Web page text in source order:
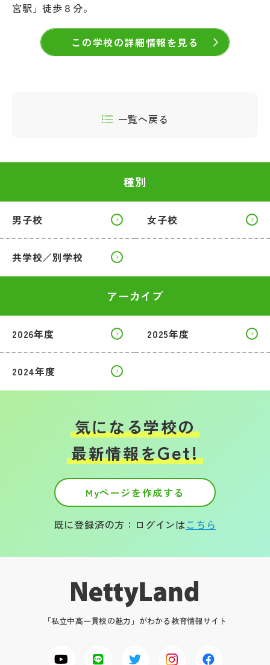
運営会社
宮駅」徒歩８分。
この学校の詳細情報を見る
一覧へ戻る
種別
男子校 女子校
共学校／別学校
アーカイブ
2026年度 2025年度
2024年度
気になる学校の
最新情報をGet!
Myページを作成する
既に登録済の方：ログインはこちら
「私立中高一貫校の魅力」がわかる教育情報サイト